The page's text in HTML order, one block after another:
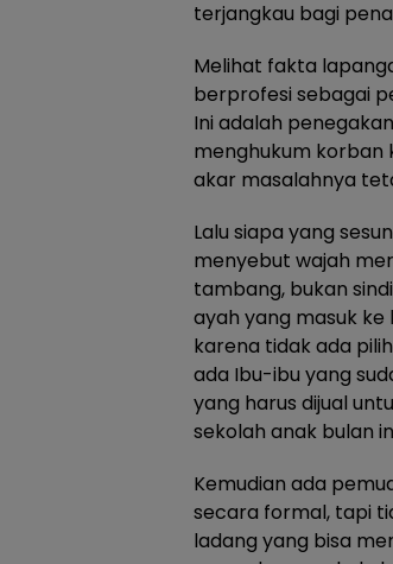
terjangkau bagi
Melihat fakta
berprofesi sebagai
Ini adalah
menghukum korban
akar masalahnya
Lalu siapa yang
menyebut wajah
tambang, bukan
ayah yang masuk
karena tidak ada
ada Ibu-ibu yang
yang harus dijual
sekolah anak bulan
Kemudian ada
secara formal, tapi
ladang yang bisa